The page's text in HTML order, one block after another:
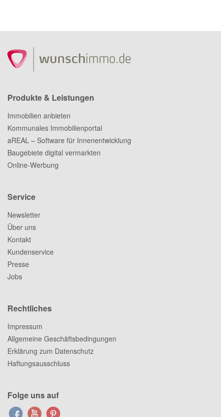
Produkte & Leistungen
Immobilien anbieten
Kommunales Immobilienportal
aREAL – Software für Innenentwicklung
Baugebiete digital vermarkten
Online-Werbung
Service
Newsletter
Über uns
Kontakt
Kundenservice
Presse
Jobs
Rechtliches
Impressum
Allgemeine Geschäftsbedingungen
Erklärung zum Datenschutz
Haftungsausschluss
Folge uns auf